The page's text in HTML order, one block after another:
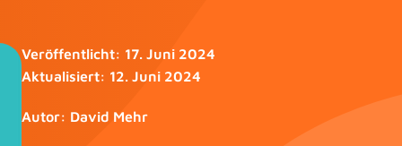
Veröffentlicht: 17. Juni 2024
Aktualisiert: 12. Juni 2024
Autor: David Mehr